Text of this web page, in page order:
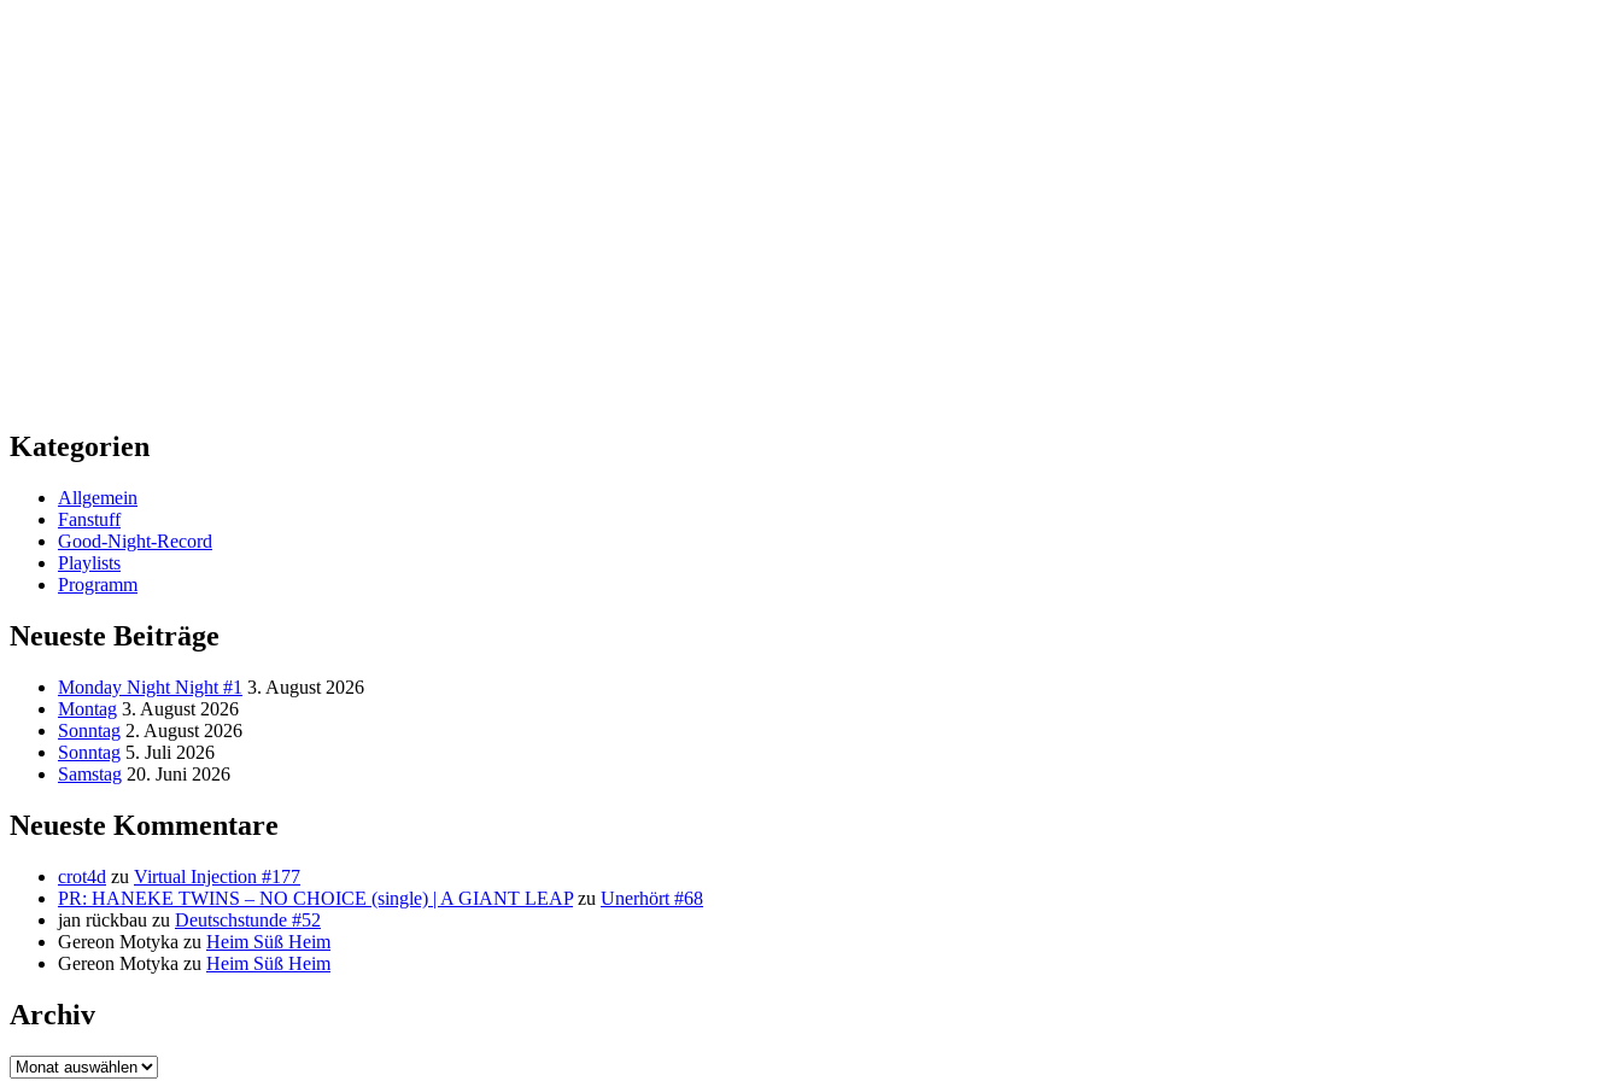
Kategorien
Allgemein
Fanstuff
Good-Night-Record
Playlists
Programm
Neueste Beiträge
Monday Night Night #1 3. August 2026
Montag 3. August 2026
Sonntag 2. August 2026
Sonntag 5. Juli 2026
Samstag 20. Juni 2026
Neueste Kommentare
crot4d zu Virtual Injection #177
PR: HANEKE TWINS – NO CHOICE (single) | A GIANT LEAPzu Unerhört #68
jan rückbau zu Deutschstunde #52
Gereon Motyka zu Heim Süß Heim
Gereon Motyka zu Heim Süß Heim
Archiv
Archiv